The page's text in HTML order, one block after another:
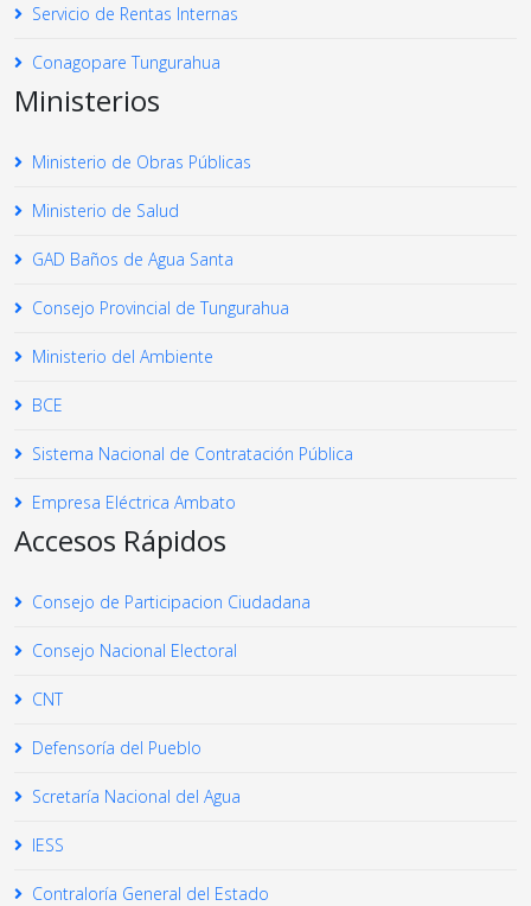
Servicio de Rentas Internas
Conagopare Tungurahua
Ministerios
Ministerio de Obras Públicas
Ministerio de Salud
GAD Baños de Agua Santa
Consejo Provincial de Tungurahua
Ministerio del Ambiente
BCE
Sistema Nacional de Contratación Pública
Empresa Eléctrica Ambato
Accesos Rápidos
Consejo de Participacion Ciudadana
Consejo Nacional Electoral
CNT
Defensoría del Pueblo
Scretaría Nacional del Agua
IESS
Contraloría General del Estado